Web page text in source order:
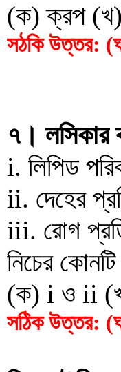
(ক) ক্রপ (খ)
সঠকি উত্তর:
৭। লসিকার
i. লিপিড
ii. দেহের
iii. রোগ
নিচের
(ক) i ও ii
সঠিক উত্তর: